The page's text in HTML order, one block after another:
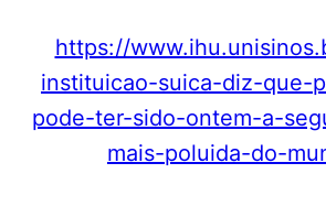
https://
instituicao-suica-diz-que-
pode-ter-sido-ontem-a-
mais-poluida-do-